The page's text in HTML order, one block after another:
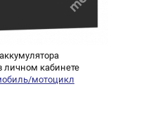
личном кабинете
мотоцикл